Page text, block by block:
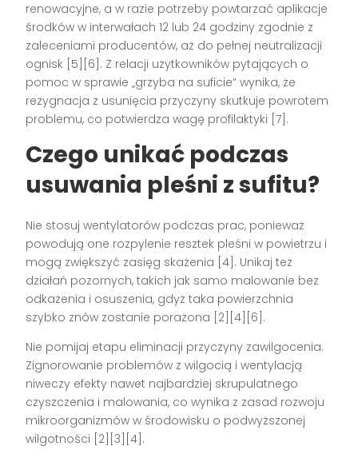
renowacyjne, a w razie potrzeby powtarzać aplikacje
środków w interwałach 12 lub 24 godziny zgodnie z
zaleceniami producentów, aż do pełnej neutralizacji
ognisk [5][6]. Z relacji użytkowników pytających o
pomoc w sprawie „grzyba na suficie” wynika, że
rezygnacja z usunięcia przyczyny skutkuje powrotem
problemu, co potwierdza wagę profilaktyki [7].
Czego unikać podczas
usuwania pleśni z sufitu?
Nie stosuj wentylatorów podczas prac, ponieważ
powodują one rozpylenie resztek pleśni w powietrzu i
mogą zwiększyć zasięg skażenia [4]. Unikaj też
działań pozornych, takich jak samo malowanie bez
odkażenia i osuszenia, gdyż taka powierzchnia
szybko znów zostanie porażona [2][4][6].
Nie pomijaj etapu eliminacji przyczyny zawilgocenia.
Zignorowanie problemów z wilgocią i wentylacją
niweczy efekty nawet najbardziej skrupulatnego
czyszczenia i malowania, co wynika z zasad rozwoju
mikroorganizmów w środowisku o podwyższonej
wilgotności [2][3][4].